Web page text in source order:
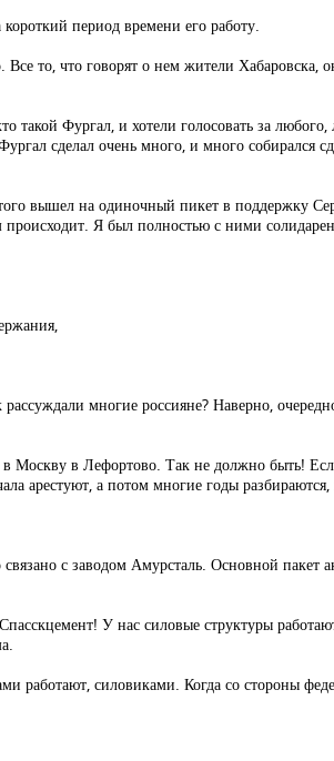
период времени его работу.
то, что говорят о нем жители Хабаровска,
такой Фургал, и хотели голосовать за
сделал очень много, и много собирался
вышел на одиночный пикет в поддержку
Я был полностью с ними
многие россияне? Наверно,
в Лефортово. Так не должно быть!
арестуют, а потом многие годы
с заводом Амурсталь. Основной пакет
У нас силовые структуры
силовиками. Когда со стороны